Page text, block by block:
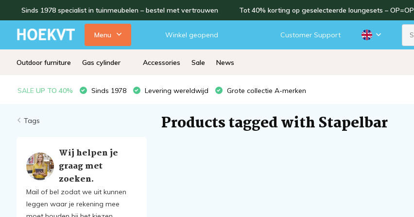
Sinds 1978 specialist in tuinmeubelen – bestel met vertrouwen Tot 40% korting op geselecteerde loungesets – OP=OP
Menu Winkel geopend Customer Support
Outdoor furniture Gas cylinder Accessories Sale News
SALE UP TO 40% Sinds 1978 Levering wereldwijd Grote collectie A-merken
Tags
Wij helpen je
graag met
zoeken.
Mail of bel zodat we uit kunnen
leggen waar je rekening mee
Products tagged with Stapelbar